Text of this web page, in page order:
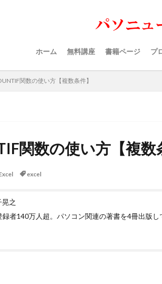
ホーム 無料講座 書籍ページ プ
関数の使い方【複数条件】
関数の使い方【複数
excel
之
者140万人超。パソコン関連の著書を4冊出版し